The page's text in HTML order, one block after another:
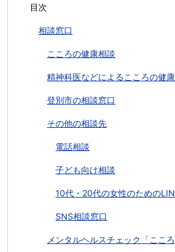
目次
相談窓口
こころの健康相談
精神科医などによるこころの健
登別市の相談窓口
その他の相談先
電話相談
子ども向け相談
10代・20代の女性のための
SNS相談窓口
メンタルヘルスチェック「こころ